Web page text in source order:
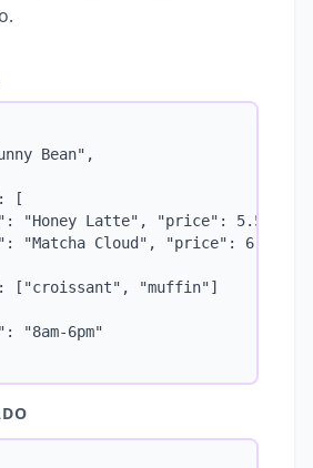
Bean",
[
"Honey Latte", "price": 5.50},
"Matcha Cloud", "price": 6.00}
["croissant", "muffin"]
"8am-6pm"